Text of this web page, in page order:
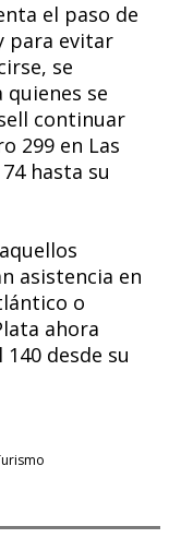
el paso de
para evitar
se
se
continuar
299 en Las
hasta su
asistencia en
o
ahora
desde su